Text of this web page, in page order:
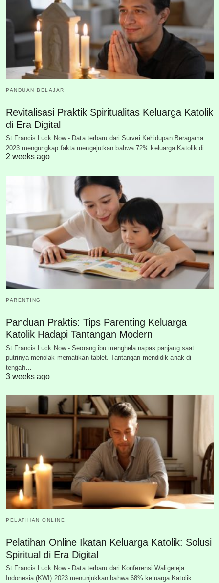
PANDUAN BELAJAR
Revitalisasi Praktik Spiritualitas Keluarga Katolik
di Era Digital
St Francis Luck Now - Data terbaru dari Survei Kehidupan Beragama
2023 mengungkap fakta mengejutkan bahwa 72% keluarga Katolik di…
2 weeks ago
PARENTING
Panduan Praktis: Tips Parenting Keluarga
Katolik Hadapi Tantangan Modern
St Francis Luck Now - Seorang ibu menghela napas panjang saat
putrinya menolak mematikan tablet. Tantangan mendidik anak di
tengah…
3 weeks ago
PELATIHAN ONLINE
Pelatihan Online Ikatan Keluarga Katolik: Solusi
Spiritual di Era Digital
St Francis Luck Now - Data terbaru dari Konferensi Waligereja
Indonesia (KWI) 2023 menunjukkan bahwa 68% keluarga Katolik